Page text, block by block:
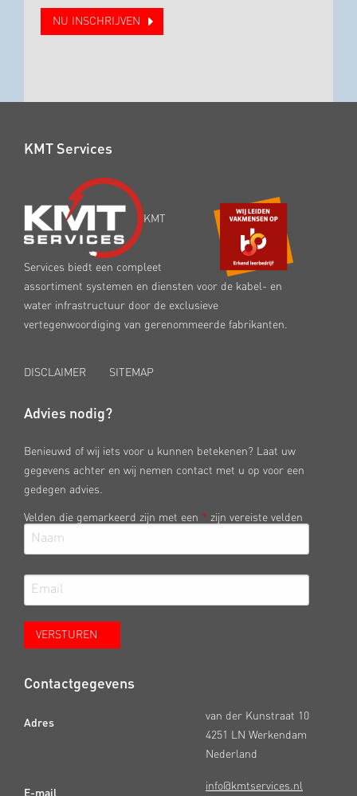
NU INSCHRIJVEN
KMT Services
KMT
Services biedt een compleet
assortiment systemen en diensten voor de kabel- en
water infrastructuur door de exclusieve
vertegenwoordiging van gerenommeerde fabrikanten.
DISCLAIMER SITEMAP
Advies nodig?
Benieuwd of wij iets voor u kunnen betekenen? Laat uw
gegevens achter en wij nemen contact met u op voor een
gedegen advies.
Velden die gemarkeerd zijn met een * zijn vereiste velden
Contactgegevens
Adres
E-mail
van der Kunstraat 10
4251 LN Werkendam
Nederland
info@kmtservices.nl